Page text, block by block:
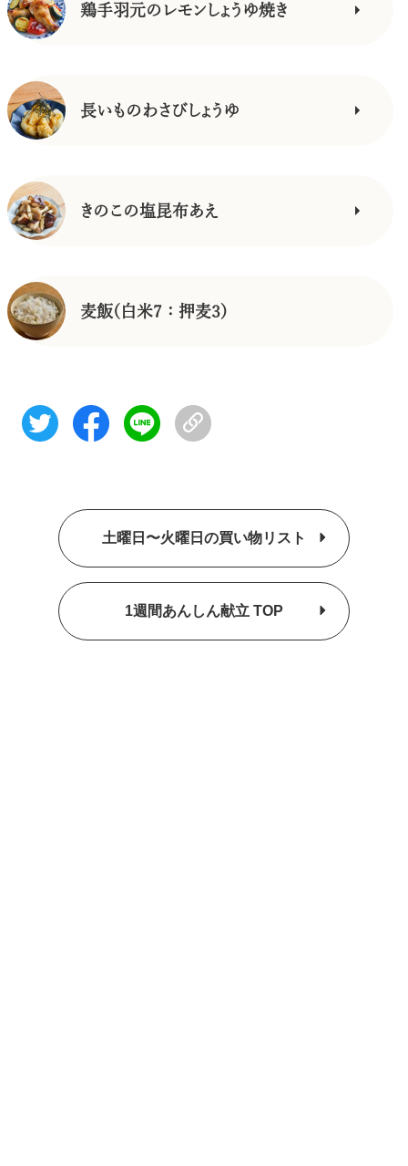
鶏手羽元のレモンしょうゆ焼き
長いものわさびしょうゆ
きのこの塩昆布あえ
麦飯(白米7：押麦3)
土曜日〜火曜日の買い物リスト
1週間あんしん献立 TOP